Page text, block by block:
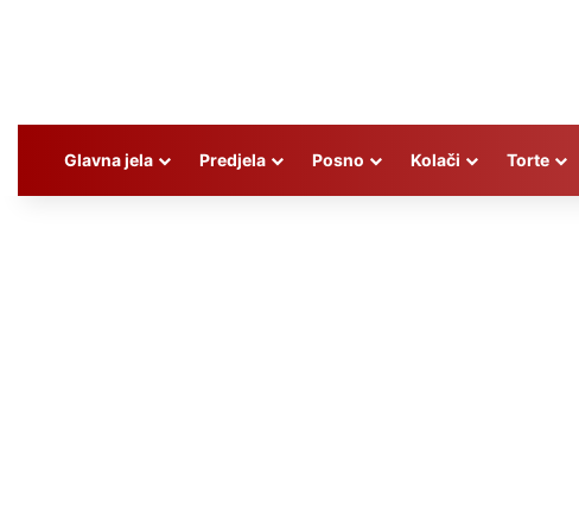
Glavna jela Predjela Posno Kolači Torte